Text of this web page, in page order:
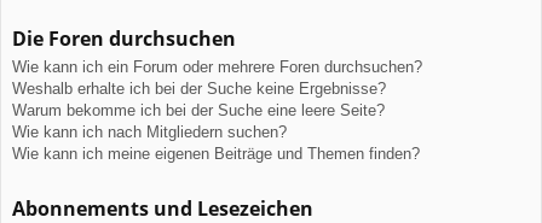
Die Foren durchsuchen
Wie kann ich ein Forum oder mehrere Foren durchsuchen?
Weshalb erhalte ich bei der Suche keine Ergebnisse?
Warum bekomme ich bei der Suche eine leere Seite?
Wie kann ich nach Mitgliedern suchen?
Wie kann ich meine eigenen Beiträge und Themen finden?
Abonnements und Lesezeichen